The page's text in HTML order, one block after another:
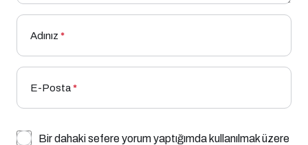
Adınız *
E-Posta*
Bir dahaki sefere yorum yaptığımda kullanılmak üzere